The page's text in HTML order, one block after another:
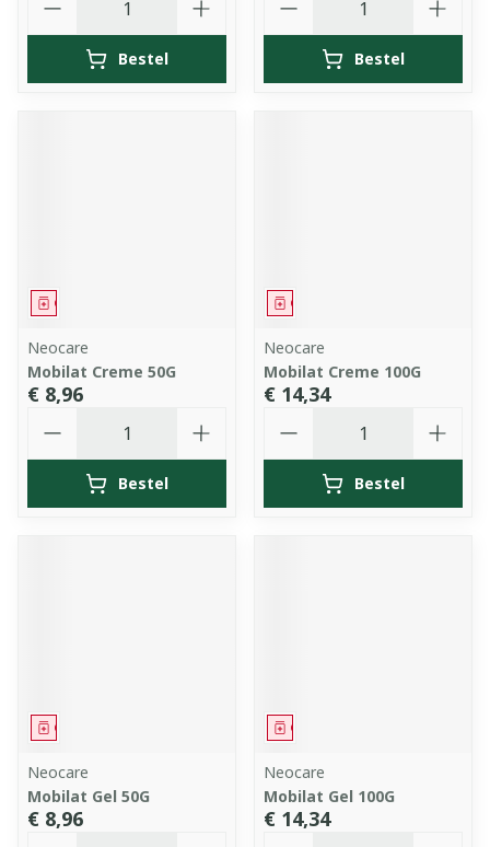
Bestel Bestel
Geneesmiddel
Neocare
Mobilat Creme 50G
€ 8,96
Bestel
Geneesmiddel
Neocare
Mobilat Creme 100G
€ 14,34
Bestel
Geneesmiddel
Neocare
Mobilat Gel 50G
€ 8,96
Geneesmiddel
Neocare
Mobilat Gel 100G
€ 14,34